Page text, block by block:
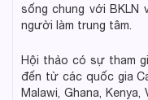
sống chung với BKLN
người làm trung tâm.
Hội thảo có sự tham
đến từ các quốc gia
Malawi, Ghana,